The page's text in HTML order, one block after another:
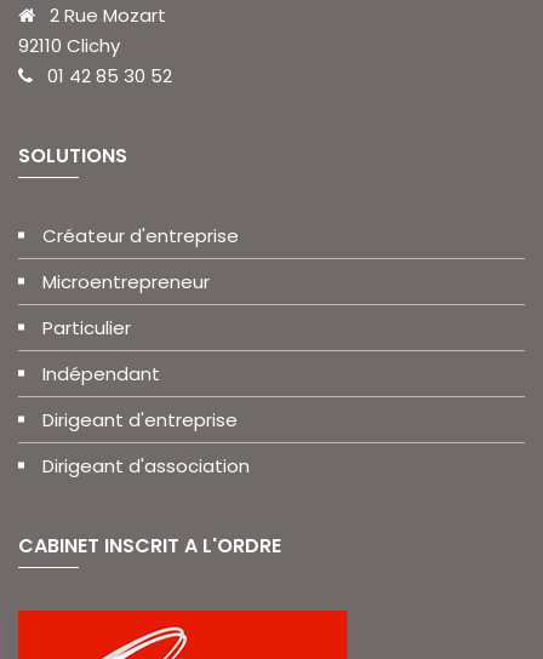
2 Rue Mozart
92110 Clichy
01 42 85 30 52
SOLUTIONS
Créateur d'entreprise
Microentrepreneur
Particulier
Indépendant
Dirigeant d'entreprise
Dirigeant d'association
CABINET INSCRIT A L'ORDRE